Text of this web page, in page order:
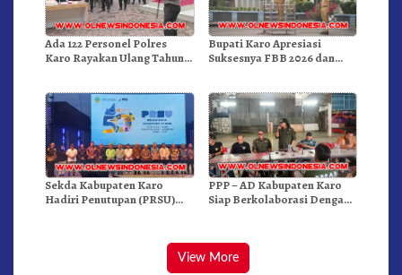
Ada 122 Personel Polres
Karo Rayakan Ulang Tahun
Bupati Karo Apresiasi
Suksesnya FBB 2026 dan
Sekda Kabupaten Karo
Hadiri Penutupan (PRSU)
PPP – AD Kabupaten Karo
Siap Berkolaborasi Dengan
View More